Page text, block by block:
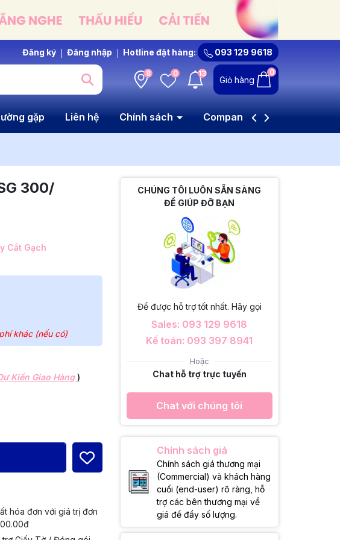
Đăng ký Đăng nhập Hotline đặt hàng: 093 129 9618
8 0 13
Giỏ hàng
0
gặp Liên hệ Chính sách Company Profile
300/
Cắt Gạch
khác (nếu có)
Kiến Giao Hàng)
hóa đơn với giá trị đơn
CHÚNG TÔI LUÔN SẴN SÀNG
ĐỂ GIÚP ĐỠ BẠN
Để được hỗ trợ tốt nhất. Hãy gọi
Sales: 093 129 9618
Kế toán: 093 397 8941
Hoặc
Chat hỗ trợ trực tuyến
Chat với chúng tôi
Chính sách giá
Chính sách giá thương mại
(Commercial) và khách hàng
cuối (end-user) rõ ràng, hỗ
trợ các bên thương mại về
giá để đẩy số lượng.